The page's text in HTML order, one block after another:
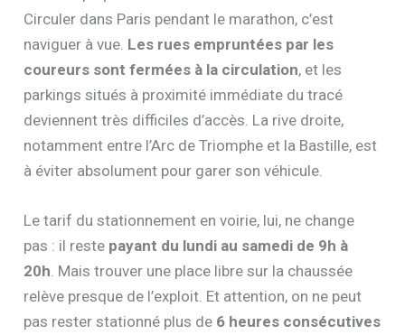
Circuler dans Paris pendant le marathon, c’est
naviguer à vue. Les rues empruntées par les
coureurs sont fermées à la circulation, et les
parkings situés à proximité immédiate du tracé
deviennent très difficiles d’accès. La rive droite,
notamment entre l’Arc de Triomphe et la Bastille, est
à éviter absolument pour garer son véhicule.
Le tarif du stationnement en voirie, lui, ne change
pas : il reste payant du lundi au samedi de 9h à
20h . Mais trouver une place libre sur la chaussée
relève presque de l’exploit. Et attention, on ne peut
pas rester stationné plus de 6 heures consécutives